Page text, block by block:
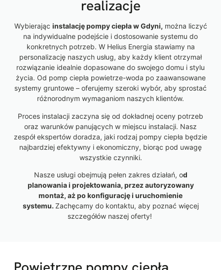
realizacje
Wybierając instalację pompy ciepła w Gdyni, można liczyć
na indywidualne podejście i dostosowanie systemu do
konkretnych potrzeb. W Helius Energia stawiamy na
personalizację naszych usług, aby każdy klient otrzymał
rozwiązanie idealnie dopasowane do swojego domu i stylu
życia. Od pomp ciepła powietrze-woda po zaawansowane
systemy gruntowe – oferujemy szeroki wybór, aby sprostać
różnorodnym wymaganiom naszych klientów.
Proces instalacji zaczyna się od dokładnej oceny potrzeb
oraz warunków panujących w miejscu instalacji. Nasz
zespół ekspertów doradza, jaki rodzaj pompy ciepła będzie
najbardziej efektywny i ekonomiczny, biorąc pod uwagę
wszystkie czynniki.
Nasze usługi obejmują pełen zakres działań, od
planowania i projektowania, przez autoryzowany
montaż, aż po konfigurację i uruchomienie
systemu. Zachęcamy do kontaktu, aby poznać więcej
szczegółów naszej oferty!